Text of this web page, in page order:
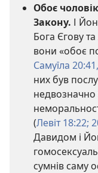
Обоє
Закону. І
Бога Єгову
вони «обоє
Самуїла
них був
недвозначно
(Левіт 18:22;
Давидом і
сумнів саму